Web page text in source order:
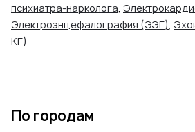
психиатра-нарколога,
Электроэнцефалография (ЭЭГ),
КГ)
По городам